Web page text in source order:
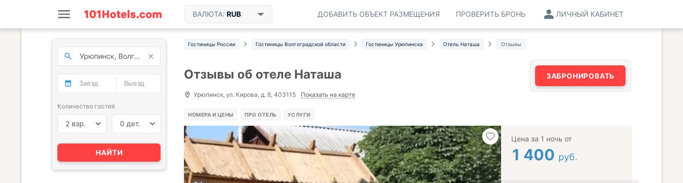
ВАЛЮТА: RUB ЛИЧНЫЙ КАБИНЕТ
ПРОВЕРИТЬ БРОНЬ
ДОБАВИТЬ ОБЪЕКТ РАЗМЕЩЕНИЯ
Гостиницы России Гостиницы Волгоградской области Гостиницы Урюпинска Отель Наташа Отзывы
Отзывы об отеле Наташа
Урюпинск, ул. Кирова, д. 8, 403115 Показать на карте
ЗАБРОНИРОВАТЬ
НОМЕРА И ЦЕНЫ ПРО ОТЕЛЬ УСЛУГИ
Цена за 1 ночь от
1 400 руб.
Количество гостей
2 взр. 0 дет.
НАЙТИ